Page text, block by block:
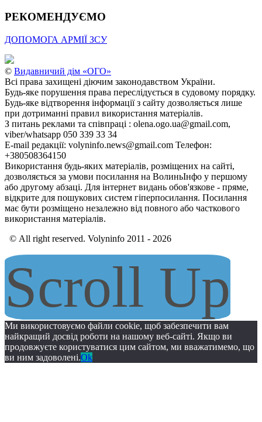
РЕКОМЕНДУЄМО
ДОПОМОГА АРМІЇ ЗСУ
© Видавничий дім «ОГО»
Всі права захищені діючим законодавством України.
Будь-яке порушення права переслідується в судовому порядку.
Будь-яке відтворення інформації з сайту дозволяється лише
при дотриманні правил використання матеріалів.
З питань реклами та співпраці : olena.ogo.ua@gmail.com,
viber/whatsapp 050 339 33 34
E-mail редакції: volyninfo.news@gmail.com Телефон:
+380508364150
Використання будь-яких матеріалів, розміщених на сайті,
дозволяється за умови посилання на ВолиньІнфо у першому
або другому абзаці. Для інтернет видань обов'язкове - пряме,
відкрите для пошукових систем гіперпосилання. Посилання
має бути розміщено незалежно від повного або часткового
використання матеріалів.
© All right reserved. Volyninfo 2011 - 2026
Scroll Up
Ми використовуємо файли cookie, щоб забезпечити вам
найкращий досвід роботи на нашому веб-сайті. Якщо ви
продовжуєте користуватися цим сайтом, ми вважатимемо, що
ви ним задоволені.Ok